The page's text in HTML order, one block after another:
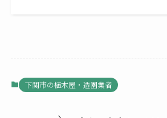
下関市の植木屋・造園業者